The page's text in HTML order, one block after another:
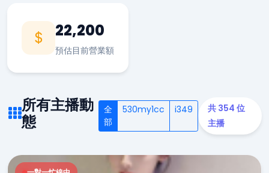
22,200
預估目前營業額
所有主播動
態
全
部
530my1cc i349
共 354 位
主播